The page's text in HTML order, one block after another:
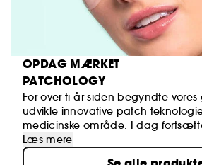
OPDAG MÆRKET
PATCHOLOGY
For over ti år siden begyndte
udvikle innovative patch
medicinske område. I dag
udvide denne ekspertise inden for
ingredienser til at skabe produkter,
Læs mere